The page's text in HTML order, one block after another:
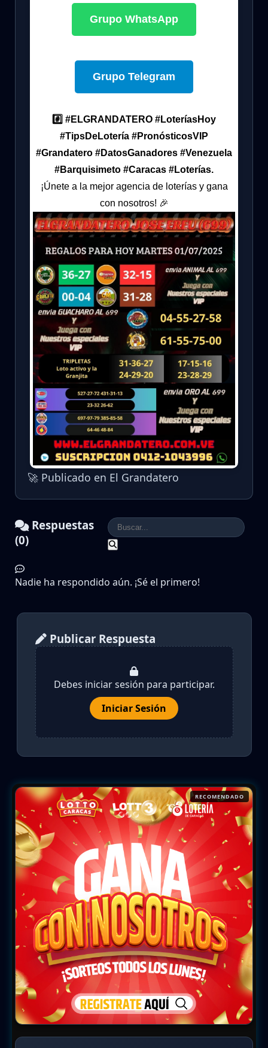
Grupo WhatsApp
Grupo Telegram
#️⃣ #ELGRANDATERO #LoteríasHoy
#TipsDeLotería #PronósticosVIP
#Grandatero #DatosGanadores #Venezuela
#Barquisimeto #Caracas #Loterías.
¡Únete a la mejor agencia de loterías y gana
con nosotros! 🎉
🚀 Publicado en El Grandatero
Respuestas
(0)
Nadie ha respondido aún. ¡Sé el primero!
Publicar Respuesta
Debes iniciar sesión para participar.
Iniciar Sesión
RECOMENDADO